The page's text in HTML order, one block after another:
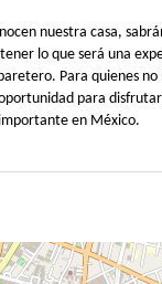
nuestra casa,
lo que será una
Para quienes no
para
importante en México.